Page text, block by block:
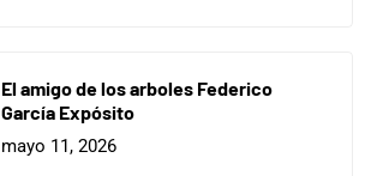
El amigo de los arboles Federico
García Expósito
mayo 11, 2026